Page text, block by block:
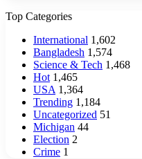
Top Categories
International 1,602
Bangladesh 1,574
Science & Tech 1,468
Hot 1,465
USA 1,364
Trending 1,184
Uncategorized 51
Michigan 44
Election 2
Crime 1